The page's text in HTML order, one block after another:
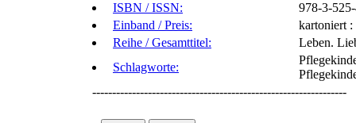
ISBN / ISSN:
978-3-
Einband / Preis:
kartoniert
Reihe / Gesamttitel:
Leben.
Schlagworte:
----------------------------------------------------------------